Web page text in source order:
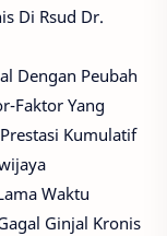
Di Rsud Dr.
Dengan Peubah
Faktor Yang
Kumulatif
Waktu
Ginjal Kronis